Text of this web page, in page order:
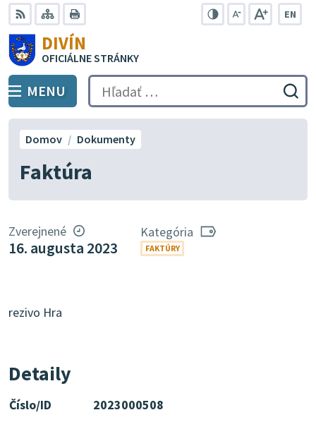
Preskočiť
na
obsah
RSS Mapa
EN
DIVÍN
OFICIÁLNE STRÁNKY
PREPNÚŤ
MENU Hľadať:
Faktúra
Domov Dokumenty
Zverejnené
16. augusta 2023
Kategória
FAKTÚRY
rezivo Hra
Detaily
Číslo/ID
2023000508